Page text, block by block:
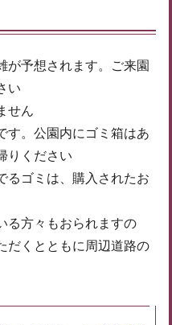
が予想されます。ご来園
い
せん
す。公園内にゴミ箱はあ
りください
るゴミは、購入されたお
る方々もおられますの
だくとともに周辺道路の